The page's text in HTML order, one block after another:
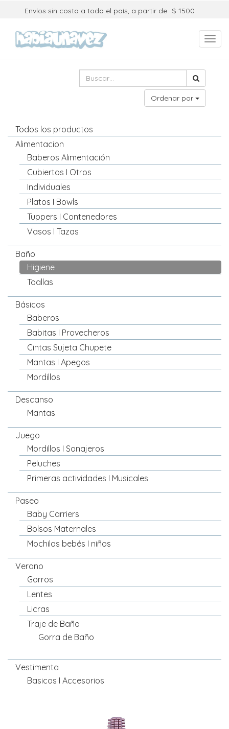
Envíos sin costo a todo el país, a partir de $ 1500
Ordenar por
Todos los productos
Alimentacion
Baberos Alimentación
Cubiertos I Otros
Individuales
Platos I Bowls
Tuppers I Contenedores
Vasos I Tazas
Baño
Higiene
Toallas
Básicos
Baberos
Babitas I Provecheros
Cintas Sujeta Chupete
Mantas I Apegos
Mordillos
Descanso
Mantas
Juego
Mordillos I Sonajeros
Peluches
Primeras actividades I Musicales
Paseo
Baby Carriers
Bolsos Maternales
Mochilas bebés I niños
Verano
Gorros
Lentes
Licras
Traje de Baño
Gorra de Baño
Vestimenta
Basicos I Accesorios